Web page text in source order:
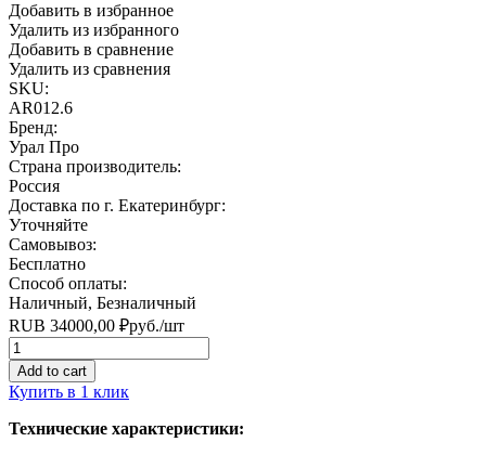
Добавить в избранное
Удалить из избранного
Добавить в сравнение
Удалить из сравнения
SKU:
AR012.6
Бренд:
Урал Про
Страна производитель:
Россия
Доставка по г. Екатеринбург:
Уточняйте
Самовывоз:
Бесплатно
Способ оплаты:
Наличный, Безналичный
RUB 34000,00 ₽руб./шт
Quantity
Add to cart
Купить в 1 клик
Технические характеристики: